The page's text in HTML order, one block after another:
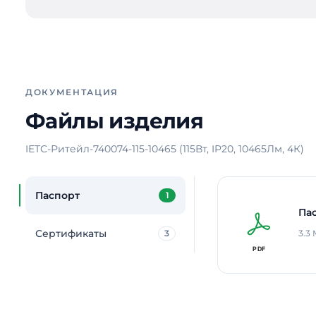
ДОКУМЕНТАЦИЯ
Файлы изделия
IETC-Ритейл-740074-115-10465 (115Вт, IP20, 10465Лм, 4К)
Паспорт 1
Сертификаты 3 3.3